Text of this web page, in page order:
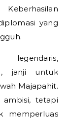
yang
, janji untuk
Majapahit.
tetapi
memperluas